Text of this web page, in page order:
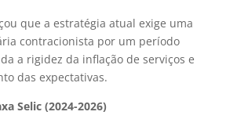
que a estratégia atual exige uma
contracionista por um período
a rigidez da inflação de serviços e
das expectativas.
Selic (2024-2026)